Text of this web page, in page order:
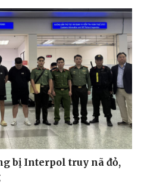
bị Interpol truy nã đỏ,